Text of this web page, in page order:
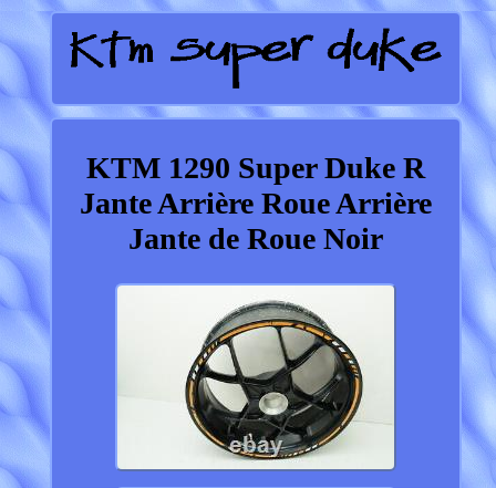
KTM 1290 Super Duke R
Jante Arrière Roue Arrière
Jante de Roue Noir